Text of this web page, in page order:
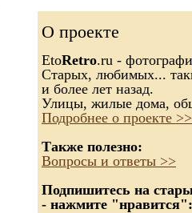
О проекте
EtoRetro.ru -
Старых, любимых...
и более лет назад.
Улицы, жилые дома,
Подробнее о проекте >>
Также полезно:
Вопросы и ответы >>
Подпишитесь на
- нажмите "нравится":